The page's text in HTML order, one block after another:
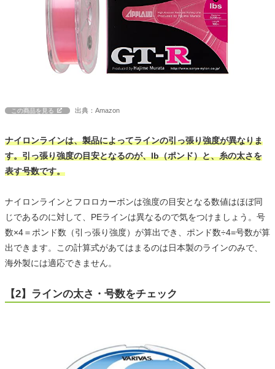
この商品を見る 出典：Amazon
ナイロンラインは、製品によってラインの引っ張り強度が異なりま
す。引っ張り強度の目安となるのが、lb（ポンド）と、糸の太さを
表す号数です。
ナイロンラインとフロロカーボンは強度の目安となる数値はほぼ同
じであるのに対して、PEラインは異なるので気をつけましょう。号
数×4＝ポンド数（引っ張り強度）が算出でき、ポンド数÷4=号数が算
出できます。この計算式があてはまるのは日本製のラインのみで、
海外製には適応できません。
【2】ラインの太さ・号数をチェック